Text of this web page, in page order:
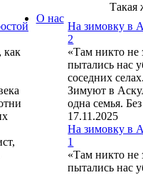
как
Такая
На зимовку в
2
«Там никто не
пытались нас
соседних
Зимуют в
одна семья.
17.11.2025
На зимовку в
1
«Там никто не
пытались нас
О нас